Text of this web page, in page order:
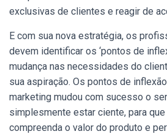
exclusivas de clientes e reagir de
E com sua nova estratégia, os
devem identificar os ‘pontos de
mudança nas necessidades do
sua aspiração. Os pontos de
marketing mudou com sucesso o
simplesmente estar ciente, para
compreenda o valor do produto e